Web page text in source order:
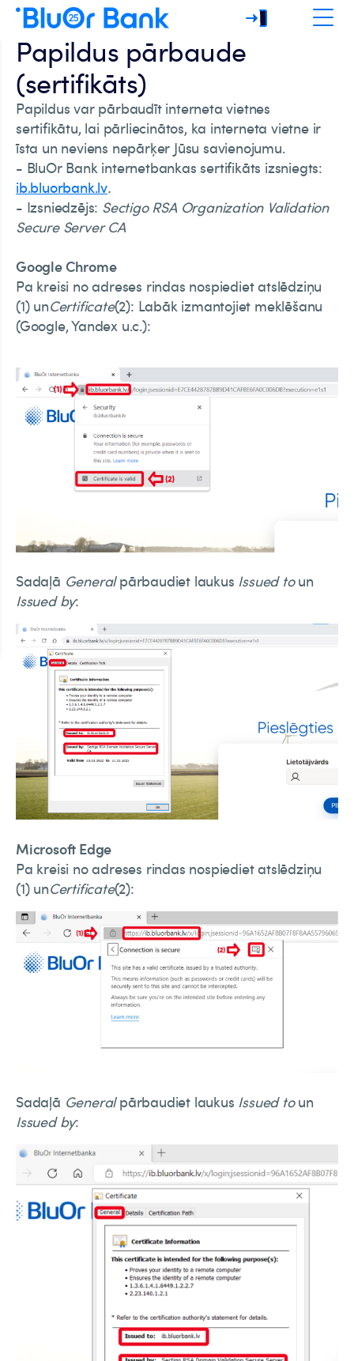
Papildus pārbaude
(sertifikāts)
Papildus var pārbaudīt interneta vietnes
sertifikātu, lai pārliecinātos, ka interneta vietne ir
īsta un neviens nepārķer Jūsu savienojumu.
- BluOr Bank internetbankas sertifikāts izsniegts:
ib.bluorbank.lv.
- Izsniedzējs: Sectigo RSA Organization Validation
Secure Server CA
Google Chrome
Pa kreisi no adreses rindas nospiediet atslēdziņu
(1) unCertificate(2): Labāk izmantojiet meklēšanu
(Google, Yandex u.c.):
Sadaļā Generalpārbaudiet laukus Issued toun
Issued by:
Microsoft Edge
Pa kreisi no adreses rindas nospiediet atslēdziņu
(1) unCertificate(2):
Sadaļā Generalpārbaudiet laukus Issued toun
Issued by: